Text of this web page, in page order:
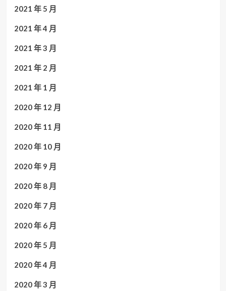
2021 年 5 月
2021 年 4 月
2021 年 3 月
2021 年 2 月
2021 年 1 月
2020 年 12 月
2020 年 11 月
2020 年 10 月
2020 年 9 月
2020 年 8 月
2020 年 7 月
2020 年 6 月
2020 年 5 月
2020 年 4 月
2020 年 3 月